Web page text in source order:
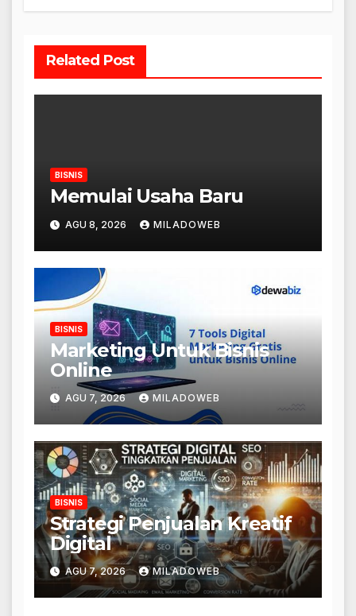
Related Post
BISNIS
Memulai Usaha Baru
AGU 8, 2026 MILADOWEB
BISNIS
Marketing Untuk Bisnis
Online
AGU 7, 2026 MILADOWEB
BISNIS
Strategi Penjualan Kreatif
Digital
AGU 7, 2026 MILADOWEB